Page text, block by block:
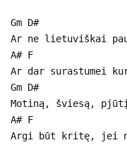
Gm D#
Ar ne lietuviškai
A# F
Ar dar surastumei
Gm D#
Motiną, šviesą,
A# F
Argi būt kritę, jei